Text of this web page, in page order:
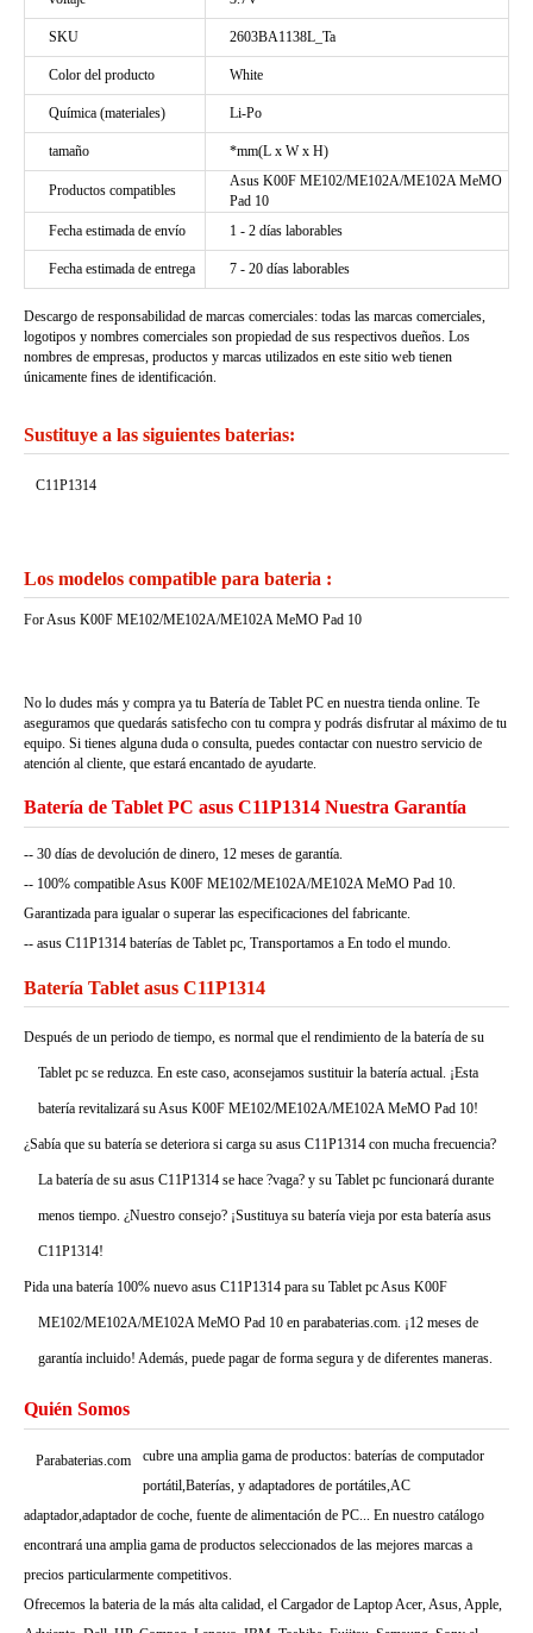
SKU 2603BA1138L_Ta
Color del producto White
Química (materiales) Li-Po
tamaño *mm(L x W x H)
Productos compatibles
Asus K00F ME102/ME102A/ME102A MeMO
Pad 10
Fecha estimada de envío
1 - 2 días laborables
Fecha estimada de entrega 7 - 20 días laborables
Descargo de responsabilidad de marcas comerciales: todas las marcas comerciales,
logotipos y nombres comerciales son propiedad de sus respectivos dueños. Los
nombres de empresas, productos y marcas utilizados en este sitio web tienen
únicamente fines de identificación.
Sustituye a las siguientes baterias:
C11P1314
Los modelos compatible para bateria :
For Asus K00F ME102/ME102A/ME102A MeMO Pad 10
No lo dudes más y compra ya tu Batería de Tablet PC en nuestra tienda online. Te
aseguramos que quedarás satisfecho con tu compra y podrás disfrutar al máximo de tu
equipo. Si tienes alguna duda o consulta, puedes contactar con nuestro servicio de
atención al cliente, que estará encantado de ayudarte.
Batería de Tablet PC asus C11P1314 Nuestra Garantía
-- 30 días de devolución de dinero, 12 meses de garantía.
-- 100% compatible Asus K00F ME102/ME102A/ME102A MeMO Pad 10.
Garantizada para igualar o superar las especificaciones del fabricante.
-- asus C11P1314 baterías de Tablet pc, Transportamos a En todo el mundo.
Batería Tablet asus C11P1314
Después de un periodo de tiempo, es normal que el rendimiento de la batería de su
Tablet pc se reduzca. En este caso, aconsejamos sustituir la batería actual. ¡Esta
batería revitalizará su Asus K00F ME102/ME102A/ME102A MeMO Pad 10!
¿Sabía que su batería se deteriora si carga su asus C11P1314 con mucha frecuencia?
La batería de su asus C11P1314 se hace ?vaga? y su Tablet pc funcionará durante
menos tiempo. ¿Nuestro consejo? ¡Sustituya su batería vieja por esta batería asus
C11P1314!
Pida una batería 100% nuevo asus C11P1314 para su Tablet pc Asus K00F
ME102/ME102A/ME102A MeMO Pad 10 en parabaterias.com. ¡12 meses de
garantía incluido! Además, puede pagar de forma segura y de diferentes maneras.
Quién Somos
Parabaterias.com
cubre una amplia gama de productos: baterías de computador
portátil,Baterías, y adaptadores de portátiles,AC
adaptador,adaptador de coche, fuente de alimentación de PC... En nuestro catálogo
encontrará una amplia gama de productos seleccionados de las mejores marcas a
precios particularmente competitivos.
Ofrecemos la bateria de la más alta calidad, el Cargador de Laptop Acer, Asus, Apple,